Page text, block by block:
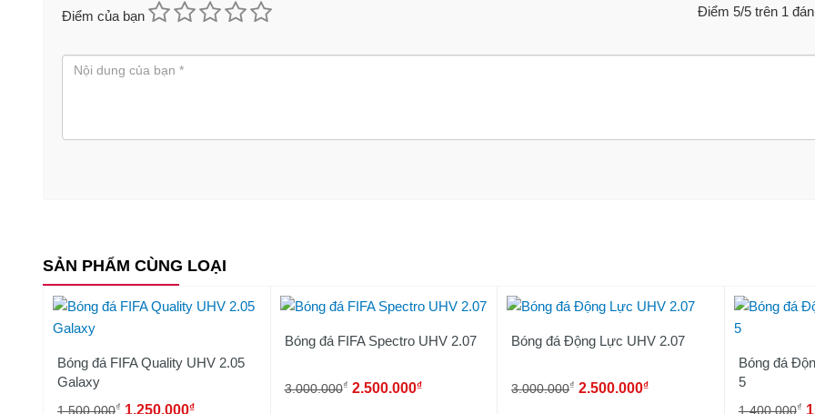
Điểm của bạn Điểm 5/5 trên 1
SẢN PHẨM CÙNG LOẠI
Bóng đá FIFA Quality UHV 2.05
Galaxy
1.500.000₫ 1.250.000₫
Bóng đá FIFA Spectro UHV 2.07
3.000.000₫ 2.500.000₫
Bóng đá Động Lực UHV 2.07
3.000.000₫ 2.500.000₫
Bóng đá
5
1.400.000₫